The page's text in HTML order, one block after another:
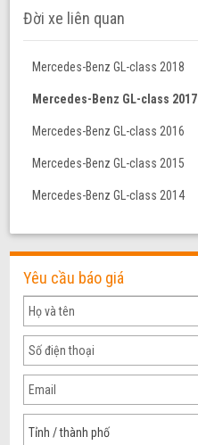
Đời xe liên quan
Mercedes-Benz GL-class 2018
Mercedes-Benz GL-class 2017
Mercedes-Benz GL-class 2016
Mercedes-Benz GL-class 2015
Mercedes-Benz GL-class 2014
Yêu cầu báo giá
Tỉnh / thành phố